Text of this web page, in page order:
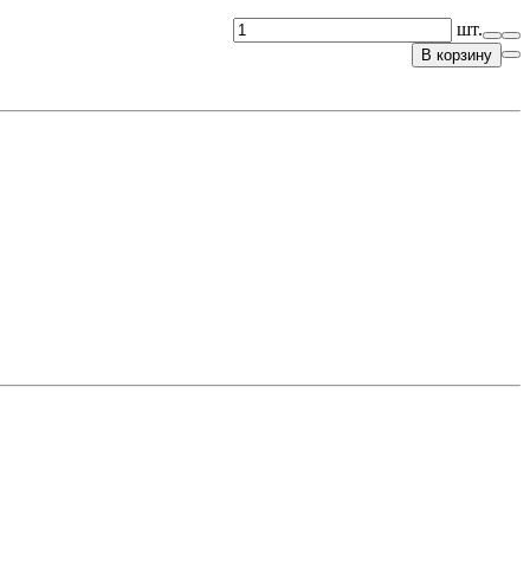
шт.
В корзину